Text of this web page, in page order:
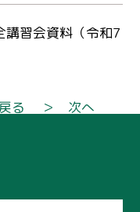
講習会資料（令和7
る ＞ 次へ